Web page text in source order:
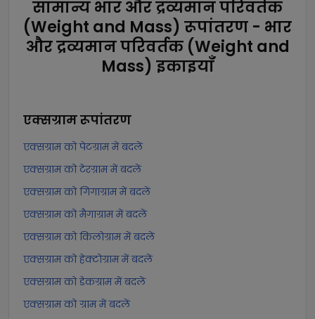
सामान्य भार और द्रव्यमान परिवर्तक
(Weight and Mass) रूपांतरण - भार
और द्रव्यमान परिवर्तक (Weight and
Mass) इकाइयाँ
एक्सग्रामरूपांतरण
एक्सग्राम को पेटग्राम में बदलें
एक्सग्राम को टेरग्राम में बदलें
एक्सग्राम को गिगाग्राम में बदलें
एक्सग्राम को मैगाग्राम में बदलें
एक्सग्राम को किलोग्राम में बदलें
एक्सग्राम को हेक्टोग्राम में बदलें
एक्सग्राम को डेकग्राम में बदलें
एक्सग्राम को ग्राम में बदलें